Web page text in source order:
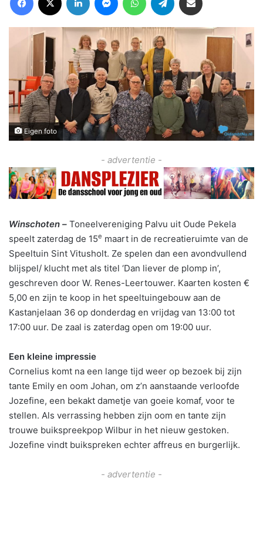
Eigen foto
- advertentie -
Winschoten – Toneelvereniging Palvu uit Oude Pekela
speelt zaterdag de 15e maart in de recreatieruimte van de
Speeltuin Sint Vitusholt. Ze spelen dan een avondvullend
blijspel/ klucht met als titel ‘Dan liever de plomp in’,
geschreven door W. Renes-Leertouwer. Kaarten kosten €
5,00 en zijn te koop in het speeltuingebouw aan de
Kastanjelaan 36 op donderdag en vrijdag van 13:00 tot
17:00 uur. De zaal is zaterdag open om 19:00 uur.
Een kleine impressie
Cornelius komt na een lange tijd weer op bezoek bij zijn
tante Emily en oom Johan, om z’n aanstaande verloofde
Jozefine, een bekakt dametje van goeie komaf, voor te
stellen. Als verrassing hebben zijn oom en tante zijn
trouwe buikspreekpop Wilbur in het nieuw gestoken.
Jozefine vindt buikspreken echter affreus en burgerlijk.
- advertentie -